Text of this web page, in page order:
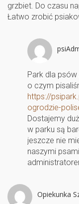
grzbiet. Do czasu
Łatwo zrobić
Park dla
o czym
https://
ogrodzie-
Dostajemy
w parku są
jeszcze nie
naszymi
Opiekunka